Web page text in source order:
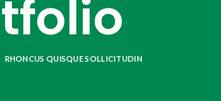
RHONCUS QUISQUE SOLLICITUDIN